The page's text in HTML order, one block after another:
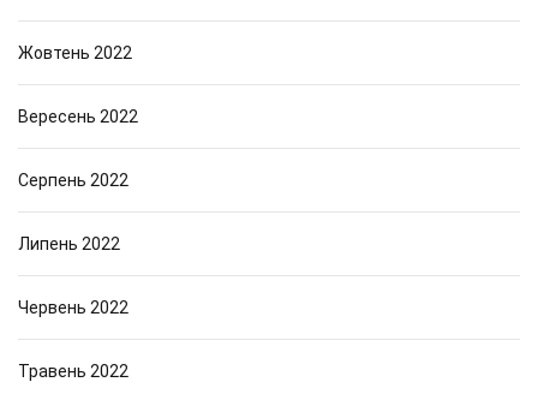
Жовтень 2022
Вересень 2022
Серпень 2022
Липень 2022
Червень 2022
Травень 2022